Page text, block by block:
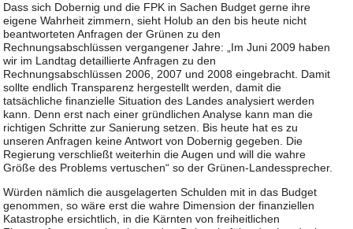
Dass sich Dobernig und die FPK in Sachen Budget gerne ihre
eigene Wahrheit zimmern, sieht Holub an den bis heute nicht
beantworteten Anfragen der Grünen zu den
Rechnungsabschlüssen vergangener Jahre: „Im Juni 2009 haben
wir im Landtag detaillierte Anfragen zu den
Rechnungsabschlüssen 2006, 2007 und 2008 eingebracht. Damit
sollte endlich Transparenz hergestellt werden, damit die
tatsächliche finanzielle Situation des Landes analysiert werden
kann. Denn erst nach einer gründlichen Analyse kann man die
richtigen Schritte zur Sanierung setzen. Bis heute hat es zu
unseren Anfragen keine Antwort von Dobernig gegeben. Die
Regierung verschließt weiterhin die Augen und will die wahre
Größe des Problems vertuschen“ so der Grünen-Landessprecher.
Würden nämlich die ausgelagerten Schulden mit in das Budget
genommen, so wäre erst die wahre Dimension der finanziellen
Katastrophe ersichtlich, in die Kärnten von freiheitlichen